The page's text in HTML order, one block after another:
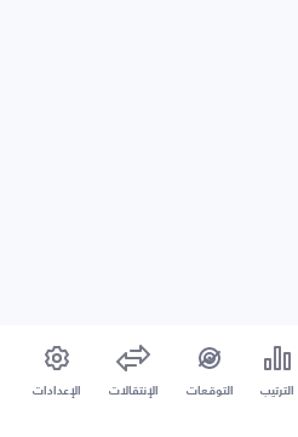
الترتيب التوقعات الإنتقالات الإعدادات